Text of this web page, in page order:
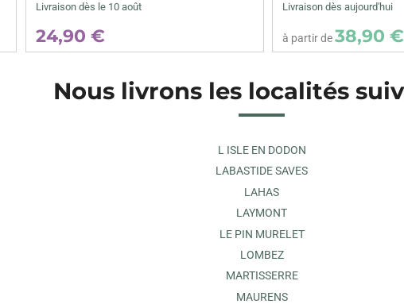
Livraison dès le 10 août
24,90 €
Livraison dès aujourd'hui
à partir de38,90 €
Nous livrons les localités
L ISLE EN DODON
LABASTIDE SAVES
LAHAS
LAYMONT
LE PIN MURELET
LOMBEZ
MARTISSERRE
MAURENS